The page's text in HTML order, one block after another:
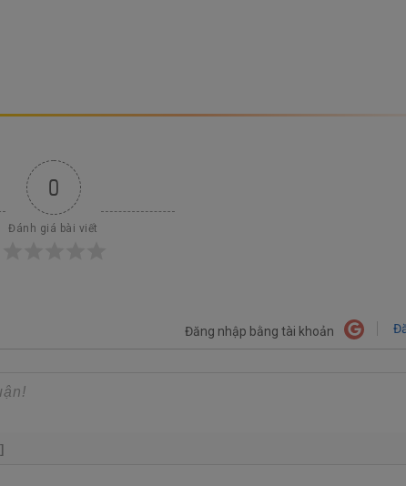
0
Đánh giá bài viết
Đăng nhập bằng tài khoản